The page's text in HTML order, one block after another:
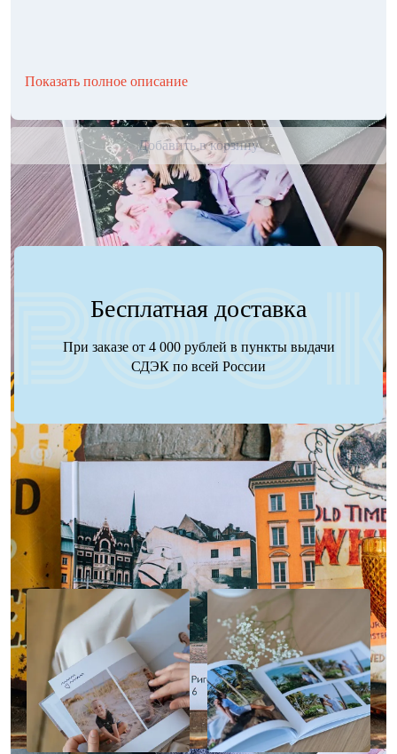
Показать полное описание
Добавить в корзину
Бесплатная доставка
При заказе от 4 000 рублей в пункты выдачи
СДЭК по всей России
Наше портфолио